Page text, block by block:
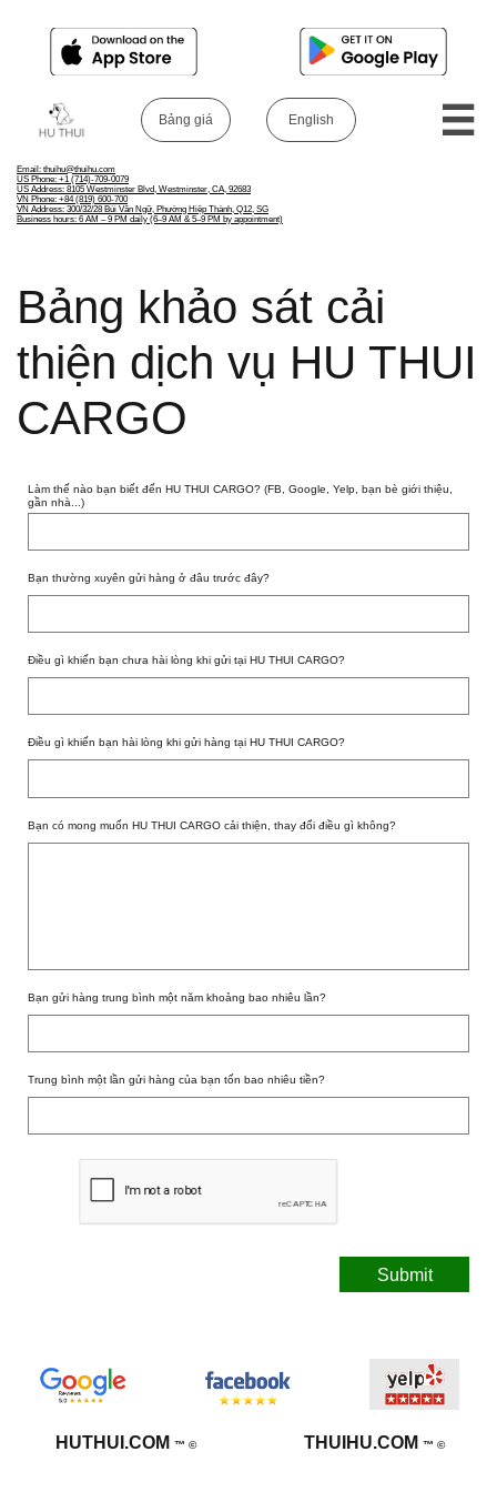
Bảng giá​ English​ 
​Email: thuihu@thuihu.com​
US Phone: +1 (714)-709-0079
US Address: 8105 Westminster Blvd, Westminster, CA, 92683
VN Phone: +84 (819) 600-700
VN Address: 300/32/28 Bùi Văn Ngữ, Phường Hiệp Thành, Q12, SG
Business hours: 6 AM – 9 PM daily (6–9 AM & 5–9 PM by appointment)
Bảng khảo sát cải
thiện dịch vụ HU THUI
CARGO
Làm thế nào bạn biết đến HU THUI CARGO? (FB, Google, Yelp, bạn bè giới thiệu,
gần nhà...)
Bạn thường xuyên gửi hàng ở đâu trước đây?
Điều gì khiến bạn chưa hài lòng khi gửi tại HU THUI CARGO?
Điều gì khiến bạn hài lòng khi gửi hàng tại HU THUI CARGO?
Bạn có mong muốn HU THUI CARGO cải thiện, thay đổi điều gì không?
Bạn gửi hàng trung bình một năm khoảng bao nhiêu lần?
Trung bình một lần gửi hàng của bạn tốn bao nhiêu tiền?
Submit
HUTHUI.COM ™ ​© THUIHU.COM™ ​©